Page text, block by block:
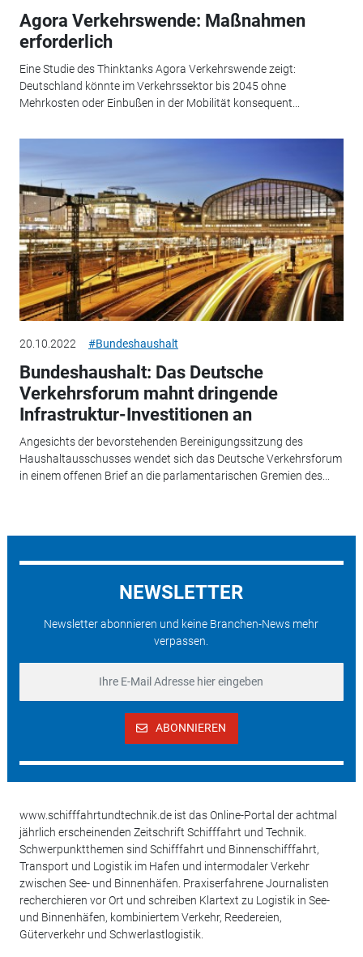
Agora Verkehrswende: Maßnahmen
erforderlich
Eine Studie des Thinktanks Agora Verkehrswende zeigt:
Deutschland könnte im Verkehrssektor bis 2045 ohne
Mehrkosten oder Einbußen in der Mobilität konsequent...
20.10.2022 #Bundeshaushalt
Bundeshaushalt: Das Deutsche
Verkehrsforum mahnt dringende
Infrastruktur-Investitionen an
Angesichts der bevorstehenden Bereinigungssitzung des
Haushaltausschusses wendet sich das Deutsche Verkehrsforum
in einem offenen Brief an die parlamentarischen Gremien des...
NEWSLETTER
Newsletter abonnieren und keine Branchen-News mehr
verpassen.
ABONNIEREN
www.schifffahrtundtechnik.de ist das Online-Portal der achtmal
jährlich erscheinenden Zeitschrift Schifffahrt und Technik.
Schwerpunktthemen sind Schifffahrt und Binnenschifffahrt,
Transport und Logistik im Hafen und intermodaler Verkehr
zwischen See- und Binnenhäfen. Praxiserfahrene Journalisten
recherchieren vor Ort und schreiben Klartext zu Logistik in See-
und Binnenhäfen, kombiniertem Verkehr, Reedereien,
Güterverkehr und Schwerlastlogistik.